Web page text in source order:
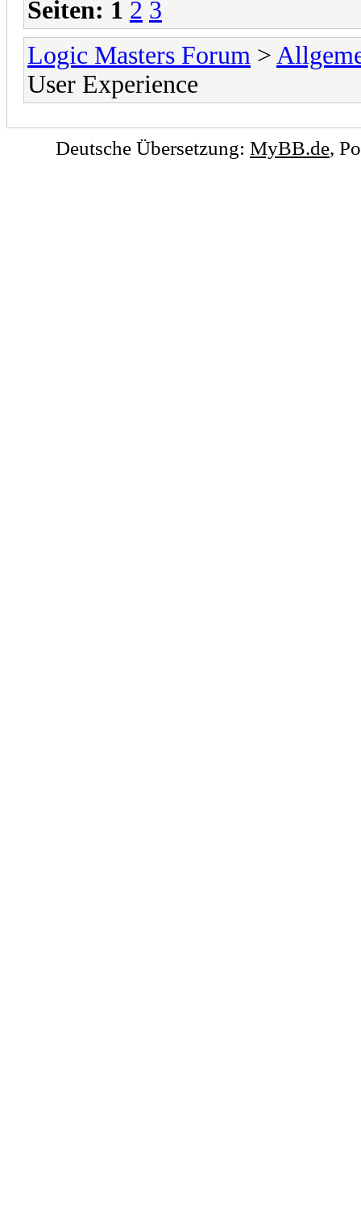
Seiten: 1 2 3
Logic Masters Forum >
User Experience
Deutsche Übersetzung: MyBB.de,